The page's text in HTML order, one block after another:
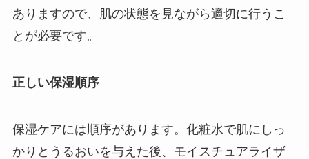
ありますので、肌の状態を見ながら適切に行うこ
とが必要です。
正しい保湿順序
保湿ケアには順序があります。化粧水で肌にしっ
かりとうるおいを与えた後、モイスチュアライザ